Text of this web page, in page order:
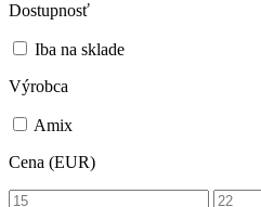
Dostupnosť
Iba na sklade
Výrobca
Amix
Cena (EUR)